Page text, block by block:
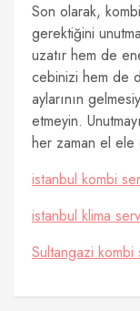
Son olarak, kombi
gerektiğini
uzatır hem de
cebinizi hem de
aylarının
etmeyin.
her zaman el ele
istanbul kombi
istanbul klima
Sultangazi kombi